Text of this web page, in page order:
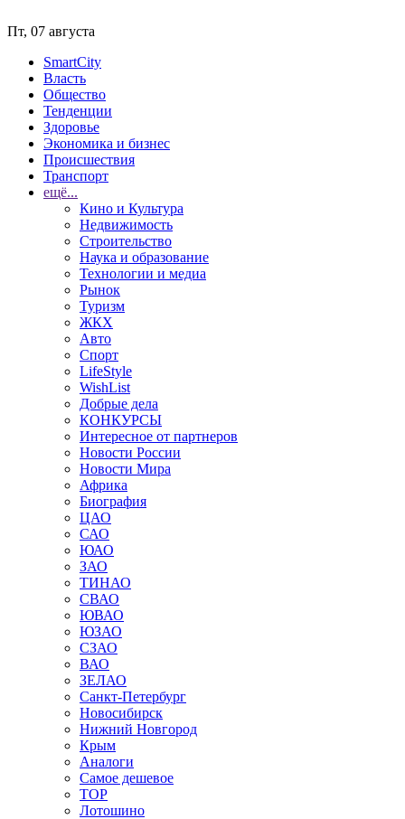
Пт, 07 августа
SmartCity
Власть
Общество
Тенденции
Здоровье
Экономика и бизнес
Происшествия
Транспорт
ещё...
Кино и Культура
Недвижимость
Строительство
Наука и образование
Технологии и медиа
Рынок
Туризм
ЖКХ
Авто
Спорт
LifeStyle
WishList
Добрые дела
КОНКУРСЫ
Интересное от партнеров
Новости России
Новости Мира
Африка
Биография
ЦАО
САО
ЮАО
ЗАО
ТИНАО
СВАО
ЮВАО
ЮЗАО
СЗАО
ВАО
ЗЕЛАО
Санкт-Петербург
Новосибирск
Нижний Новгород
Крым
Аналоги
Самое дешевое
TOP
Лотошино